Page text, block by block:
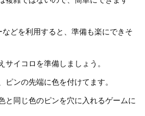
どを利用すると、準備も楽にできそ
サイコロを準備しましょう。
ピンの先端に色を付けてます。
と同じ色のピンを穴に入れるゲームに